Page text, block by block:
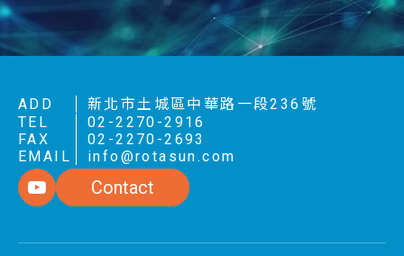
ADD
新北市土城區中華路一段236號
TEL
02-2270-2916
FAX
02-2270-2693
EMAIL
info@rotasun.com
Contact